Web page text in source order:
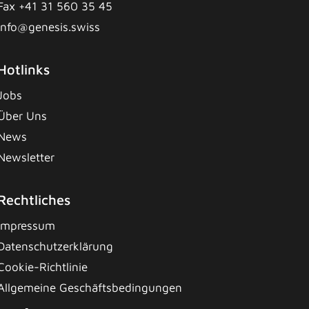
+41 31 560 35 45
Uns
Richtlinie
Geschäftsbedingungen